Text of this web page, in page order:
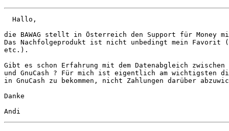
  Hallo,
die BAWAG stellt in Österreich den Support für Money
Das Nachfolgeprodukt ist nicht unbedingt mein Favorit
etc.).
Gibt es schon Erfahrung mit dem Datenabgleich zwischen
und GnuCash ? Für mich ist eigentlich am wichtigsten
in GnuCash zu bekommen, nicht Zahlungen darüber
Danke